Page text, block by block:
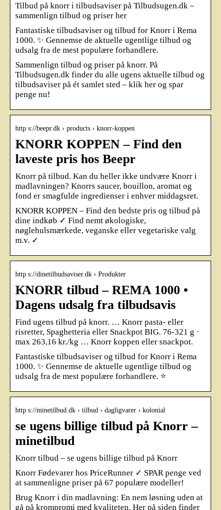
Tilbud på knorr i tilbudsaviser på Tilbudsugen.dk –
sammenlign tilbud og priser her
Fantastiske tilbudsaviser og tilbud for Knorr i Rema
1000. ✨ Gennemse de aktuelle ugentlige tilbud og
udsalg fra de mest populære forhandlere.
Sammenlign tilbud og priser på knorr. På
Tilbudsugen.dk finder du alle ugens aktuelle tilbud og
tilbudsaviser på ét samlet sted – klik her og spar
penge nu!
http s://beepr.dk › products › knorr-koppen
KNORR KOPPEN – Find den
laveste pris hos Beepr
Knorr på tilbud. Kan du heller ikke undvære Knorr i
madlavningen? Knorrs saucer, bouillon, aromat og
fond er smagfulde ingredienser i enhver middagsret.
KNORR KOPPEN – Find den bedste pris og tilbud på
dine indkøb ✓ Find nemt økologiske,
nøglehulsmærkede, veganske eller vegetariske valg
m.v. ✓
http s://dinetilbudsaviser.dk › Produkter
KNORR tilbud – REMA 1000 •
Dagens udsalg fra tilbudsavis
Find ugens tilbud på knorr. … Knorr pasta- eller
risretter, Spaghetteria eller Snackpot BIG. 76-321 g ·
max 263,16 kr./kg … Knorr koppen eller snackpot.
Fantastiske tilbudsaviser og tilbud for Knorr i Rema
1000. ✨ Gennemse de aktuelle ugentlige tilbud og
udsalg fra de mest populære forhandlere. ⭐
http s://minetilbud.dk › tilbud › dagligvarer › kolonial
se ugens billige tilbud på Knorr –
minetilbud
Knorr tilbud – se ugens billige tilbud på Knorr
Knorr Fødevarer hos PriceRunner ✓ SPAR penge ved
at sammenligne priser på 67 populære modeller!
Brug Knorr i din madlavning: En nem løsning uden at
gå på krompromi med kvaliteten. Her på siden finder